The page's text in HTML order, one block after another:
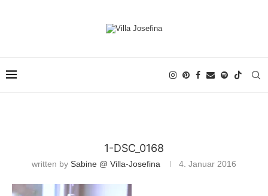
1-DSC_0168
written by Sabine @ Villa-Josefina 4. Januar 2016